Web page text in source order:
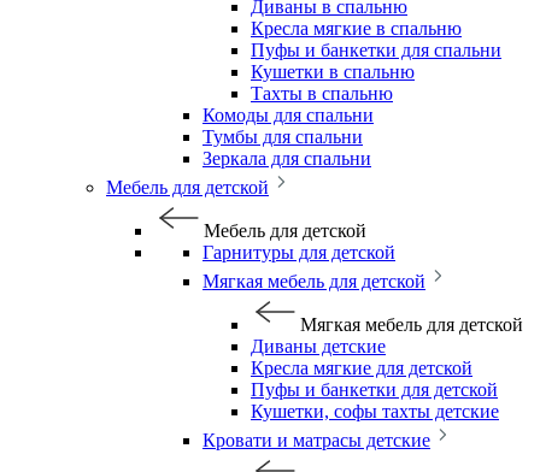
Диваны в спальню
Кресла мягкие в спальню
Пуфы и банкетки для спальни
Кушетки в спальню
Тахты в спальню
Комоды для спальни
Тумбы для спальни
Зеркала для спальни
Мебель для детской
Мебель для детской
Гарнитуры для детской
Мягкая мебель для детской
Мягкая мебель для детской
Диваны детские
Кресла мягкие для детской
Пуфы и банкетки для детской
Кушетки, софы тахты детские
Кровати и матрасы детские